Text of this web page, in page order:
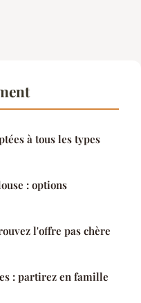
à tous les types
: options
l'offre pas chère
: partirez en famille